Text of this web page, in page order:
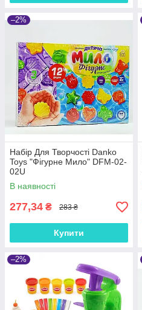
–2%
Набір Для Творчості Danko
Toys "Фігурне Мило" DFM-02-
02U
В наявності
277,34 ₴ 283 ₴
Купити
–2%